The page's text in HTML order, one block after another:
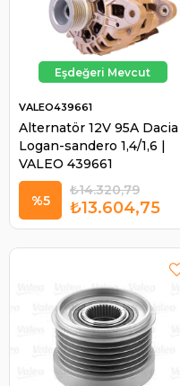
Alternatör 12V 95A Dacia
Logan-sandero 1,4/1,6 |
VALEO 439661
VALEO439661
₺13.604,75
₺14.320,79
%5